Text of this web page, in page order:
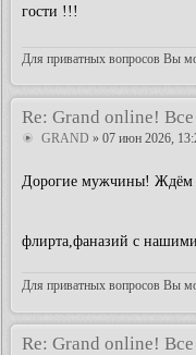
гости !!!
Для приватных вопросов Вы
Re: Grand online!
GRAND » 07 июн 2026,
Дорогие мужчины! Ждём
флирта,фаназий с
Для приватных вопросов Вы
Re: Grand online!